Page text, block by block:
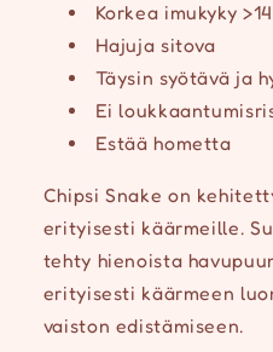
Korkea imukyky
Hajuja sitova
Täysin syötävä ja
Ei
Estää hometta
Chipsi Snake on
erityisesti käärmeille.
tehty hienoista
erityisesti käärmeen
vaiston edistämiseen.